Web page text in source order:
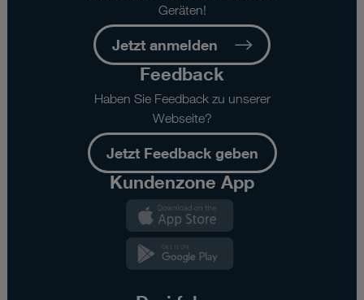
Geräten!
Jetzt anmelden
Feedback
Haben Sie Feedback zu unserer
Webseite?
Jetzt Feedback geben
Kundenzone App